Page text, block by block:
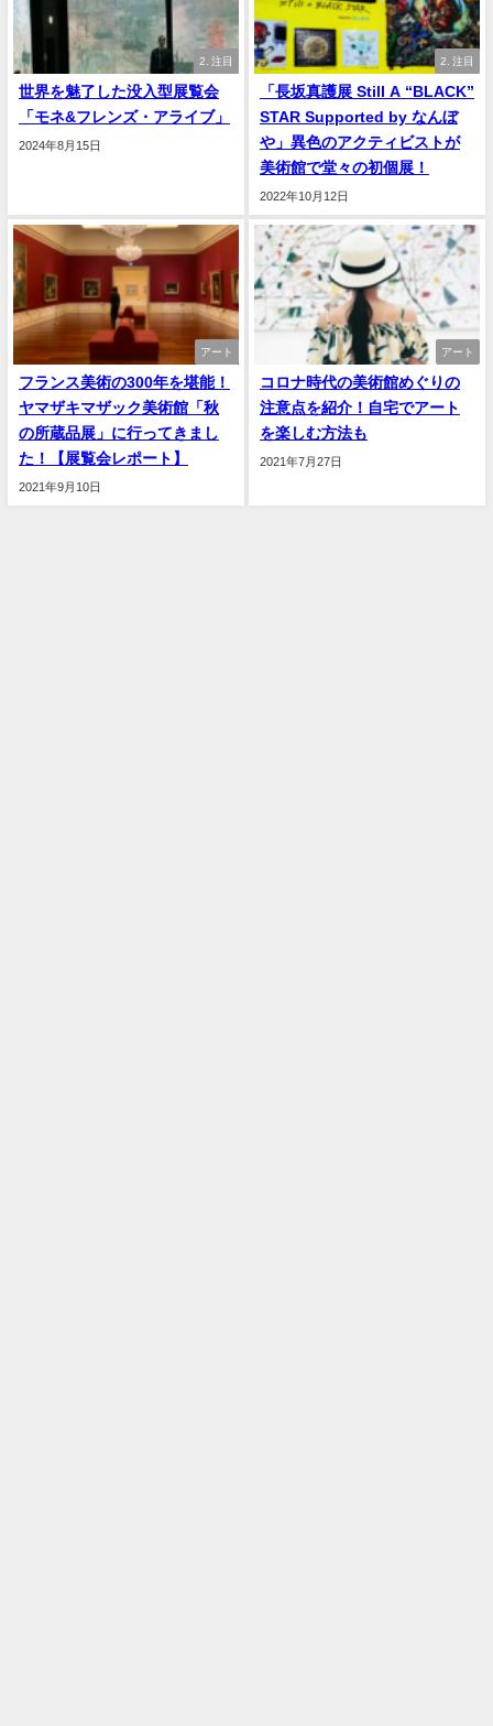
2. 注目
世界を魅了した没入型展覧会
「モネ&フレンズ・アライブ」
2024年8月15日
2. 注目
「長坂真護展 Still A “BLACK”
STAR Supported by なんぼ
や」異色のアクティビストが
美術館で堂々の初個展！
2022年10月12日
アート
フランス美術の300年を堪能！
ヤマザキマザック美術館「秋
の所蔵品展」に行ってきまし
た！【展覧会レポート】
2021年9月10日
アート
コロナ時代の美術館めぐりの
注意点を紹介！自宅でアート
を楽しむ方法も
2021年7月27日